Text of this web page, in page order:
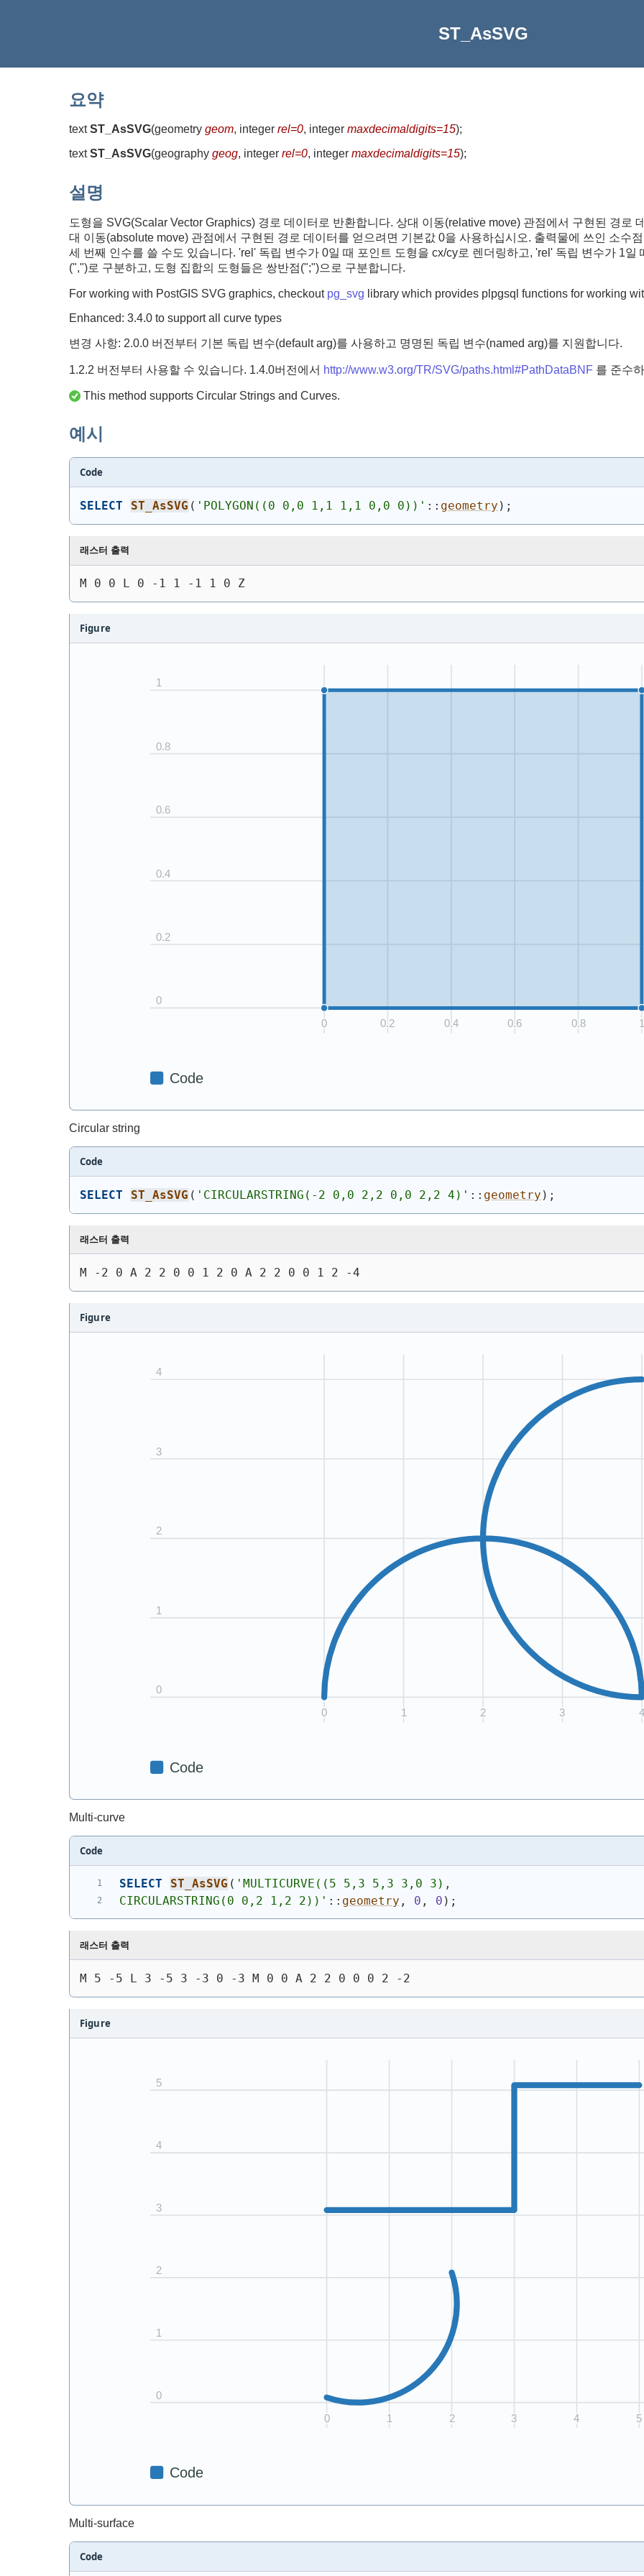
ST_AsSVG
요약
textST_AsSVG(geometry geom, integer rel=0, integer maxdecimaldigits=15);
textST_AsSVG(geography geog, integer rel=0, integer maxdecimaldigits=15);
설명
도형을 SVG(Scalar Vector Graphics) 경로 데이터로 반환합니다. 상대 이동(relative move) 관점에서 구현된 경로
대 이동(absolute move) 관점에서 구현된 경로 데이터를 얻으려면 기본값 0을 사용하십시오. 출력물에 쓰인 소수
세 번째 인수를 쓸 수도 있습니다. 'rel' 독립 변수가 0일 때 포인트 도형을 cx/cy로 렌더링하고, 'rel' 독립 변수가 1
(",")로 구분하고, 도형 집합의 도형들은 쌍반점(";")으로 구분합니다.
For working with PostGIS SVG graphics, checkout pg_svg library which provides plpgsql functions for working
Enhanced: 3.4.0 to support all curve types
변경 사항: 2.0.0 버전부터 기본 독립 변수(default arg)를 사용하고 명명된 독립 변수(named arg)를 지원합니다.
1.2.2 버전부터 사용할 수 있습니다. 1.4.0버전에서 http://www.w3.org/TR/SVG/paths.html#PathDataBNF 를 준수
This method supports Circular Strings and Curves.
예시
Code
SELECT ST_AsSVG ( ' POLYGON((0 0,0 1,1 1,1 0,0 0)) ' :: geometry ) ;
래스터 출력
M 0 0 L 0 -1 1 -1 1 0 Z
Figure
Circular string
Code
SELECT ST_AsSVG ( ' CIRCULARSTRING(-2 0,0 2,2 0,0 2,2 4) ' :: geometry ) ;
래스터 출력
M -2 0 A 2 2 0 0 1 2 0 A 2 2 0 0 1 2 -4
Figure
Multi-curve
Code
SELECT ST_AsSVG ( ' MULTICURVE((5 5,3 5,3 3,0 3),
CIRCULARSTRING(0 0,2 1,2 2)) ' :: geometry , 0 , 0 ) ;
래스터 출력
M 5 -5 L 3 -5 3 -3 0 -3 M 0 0 A 2 2 0 0 0 2 -2
Figure
Multi-surface
Code